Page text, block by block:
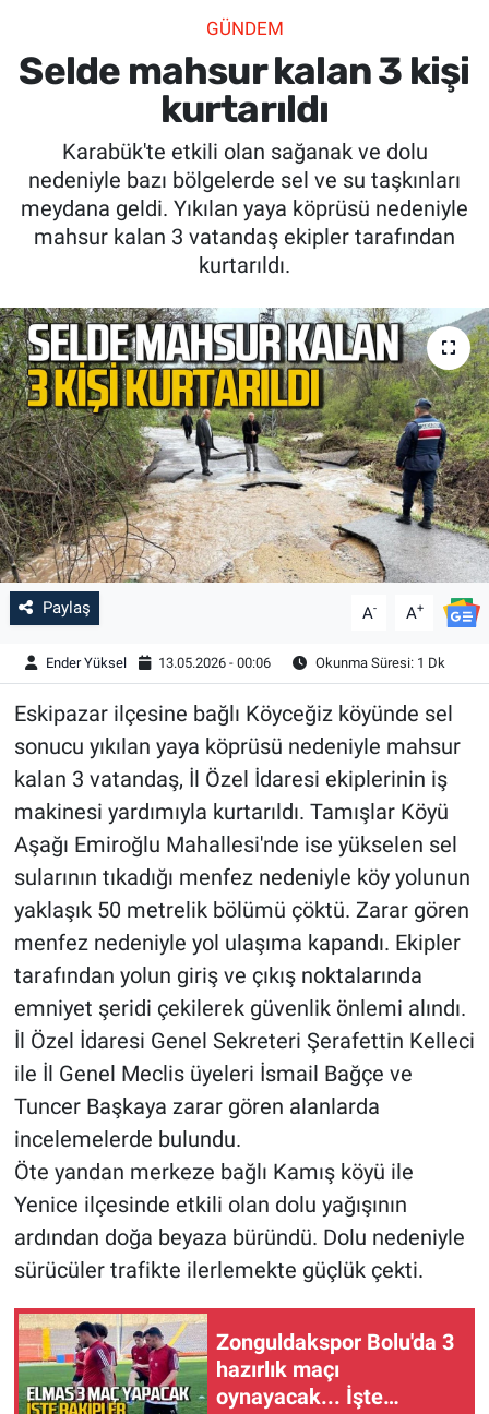
GÜNDEM
Selde mahsur kalan 3 kişi
kurtarıldı
Karabük'te etkili olan sağanak ve dolu
nedeniyle bazı bölgelerde sel ve su taşkınları
meydana geldi. Yıkılan yaya köprüsü nedeniyle
mahsur kalan 3 vatandaş ekipler tarafından
kurtarıldı.
Paylaş A- A+
Ender Yüksel 13.05.2026 - 00:06 Okunma Süresi: 1 Dk
Eskipazar ilçesine bağlı Köyceğiz köyünde sel
sonucu yıkılan yaya köprüsü nedeniyle mahsur
kalan 3 vatandaş, İl Özel İdaresi ekiplerinin iş
makinesi yardımıyla kurtarıldı. Tamışlar Köyü
Aşağı Emiroğlu Mahallesi'nde ise yükselen sel
sularının tıkadığı menfez nedeniyle köy yolunun
yaklaşık 50 metrelik bölümü çöktü. Zarar gören
menfez nedeniyle yol ulaşıma kapandı. Ekipler
tarafından yolun giriş ve çıkış noktalarında
emniyet şeridi çekilerek güvenlik önlemi alındı.
İl Özel İdaresi Genel Sekreteri Şerafettin Kelleci
ile İl Genel Meclis üyeleri İsmail Bağçe ve
Tuncer Başkaya zarar gören alanlarda
incelemelerde bulundu.
Öte yandan merkeze bağlı Kamış köyü ile
Yenice ilçesinde etkili olan dolu yağışının
ardından doğa beyaza büründü. Dolu nedeniyle
sürücüler trafikte ilerlemekte güçlük çekti.
Zonguldakspor Bolu'da 3
hazırlık maçı
oynayacak... İşte
SAĞLIK